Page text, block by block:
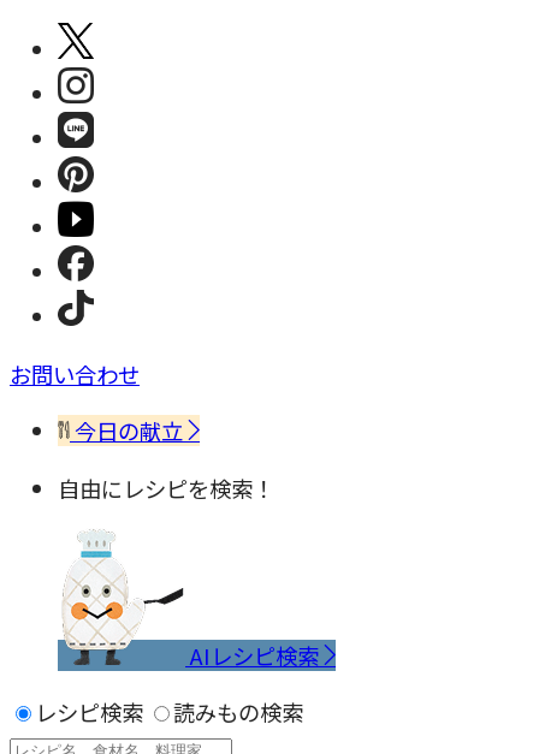
お問い合わせ
今日の献立
自由にレシピを検索！
AIレシピ検索
レシピ検索
読みもの検索